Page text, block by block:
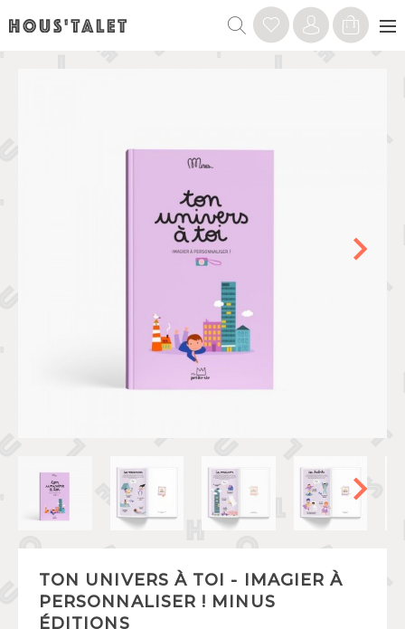
TON UNIVERS À TOI - IMAGIER À
PERSONNALISER ! MINUS
ÉDITIONS